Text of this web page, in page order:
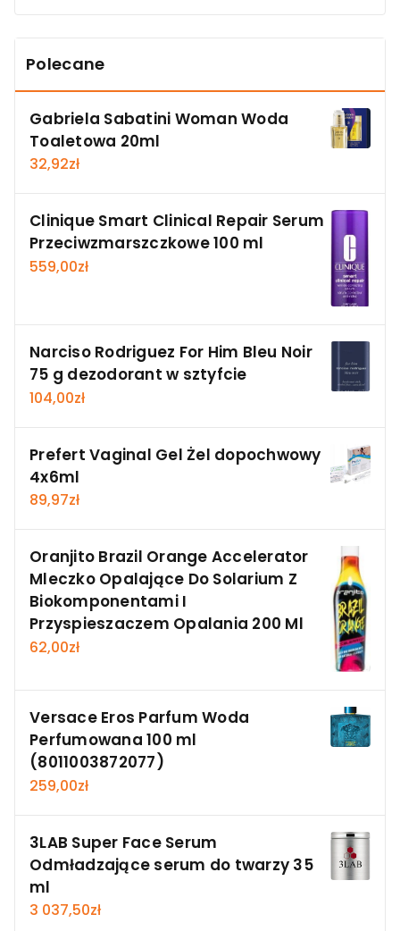
Polecane
Gabriela Sabatini Woman Woda
Toaletowa 20ml
32,92zł
Clinique Smart Clinical Repair Serum
Przeciwzmarszczkowe 100 ml
559,00zł
Narciso Rodriguez For Him Bleu Noir
75 g dezodorant w sztyfcie
104,00zł
Prefert Vaginal Gel Żel dopochwowy
4x6ml
89,97zł
Oranjito Brazil Orange Accelerator
Mleczko Opalające Do Solarium Z
Biokomponentami I
Przyspieszaczem Opalania 200 Ml
62,00zł
Versace Eros Parfum Woda
Perfumowana 100 ml
(8011003872077)
259,00zł
3LAB Super Face Serum
Odmładzające serum do twarzy 35
ml
3 037,50zł